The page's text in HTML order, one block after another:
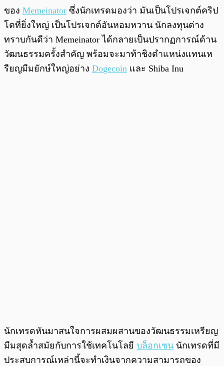
ของ Memeinator ซึ่งนักเทรดมองว่า มันเป็นโปรเจกต์คริป
โตที่ยิ่งใหญ่ เป็นโปรเจกต์อันหอมหวาน นักลงทุนต่าง
ทราบกันดีว่า Memeinator ได้กลายเป็นปรากฏการณ์ด้าน
วัฒนธรรมครั้งสำคัญ พร้อมจะมาท้าชิงตำแหน่งแทนเห
รียญมีมยักษ์ใหญ่อย่าง Dogecoin และ Shiba Inu
นักเทรดหันมาสนใจการผสมผสานของวัฒนธรรมเหรียญ
มีมสุดล้ำสมัยกับการใช้เทคโนโลยี บล็อกเชน นักเทรดที่มี
ประสบการณ์เหล่านี้จะทำเงินจากความสามารถของ